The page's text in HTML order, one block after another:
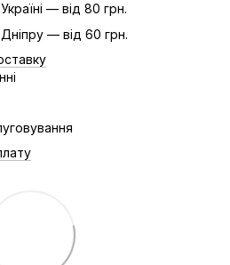
— від 80 грн.
— від 60 грн.